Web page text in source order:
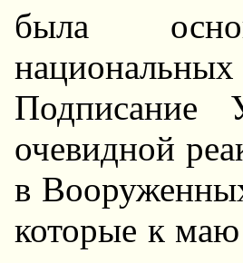
была
очевидной
в
которые к маю